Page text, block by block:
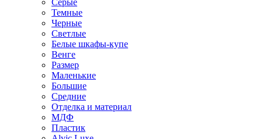
Серые
Темные
Черные
Светлые
Белые шкафы-купе
Венге
Размер
Маленькие
Большие
Средние
Отделка и материал
МДФ
Пластик